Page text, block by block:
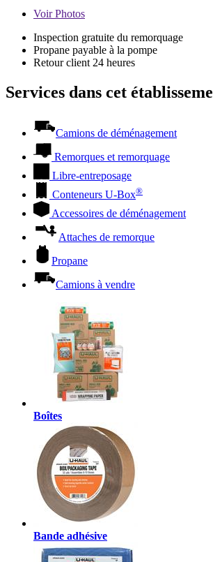
VoirPhotos
Inspection gratuite du remorquage
Propane payable à la pompe
Retour client 24 heures
Services dans cet
Camions de déménagement
Remorques et remorquage
Libre-entreposage
Conteneurs U-Box®
Accessoires de déménagement
Attaches de remorque
Propane
Camions à vendre
Boîtes
Bande adhésive